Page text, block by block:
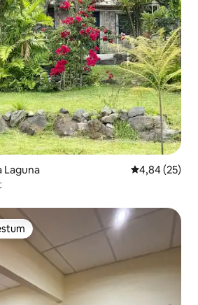
Laguna 4,84 af 5 í
4,84 (25)
gestum